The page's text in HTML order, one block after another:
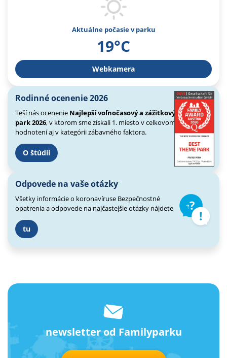
Aktuálne počasie v parku
19°C
Webkamera
Rodinné ocenenie 2026
Teší nás ocenenie Najlepší voľnočasový a zážitkový
park 2026, v ktorom sme získali 1. miesto v celkovom
hodnotení aj v kategórii zábavného faktora.
O štúdii
Odpovede na vaše otázky
Všetky informácie o koronavíruse Bezpečnostné
opatrenia a odpovede na najčastejšie otázky nájdete
tu
newsletter od Familyparku